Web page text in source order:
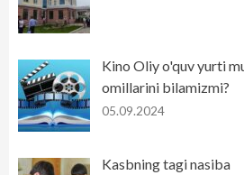
Kino Oliy o'quv yurti
omillarini bilamizmi?
05.09.2024
Kasbning tagi nasiba